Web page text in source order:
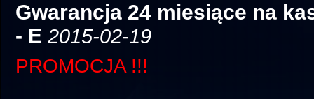
Gwarancja 24 miesiące na
- E 2015-02-19
PROMOCJA !!!